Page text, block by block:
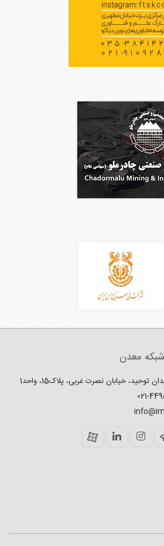
معدن
توحید، خیابان نصرت غربی، پلاک15، واحد1
021-